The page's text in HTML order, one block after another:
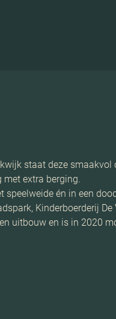
staat deze
met extra berging.
én in een
Kinderboerderij
uitbouw en is in 2020